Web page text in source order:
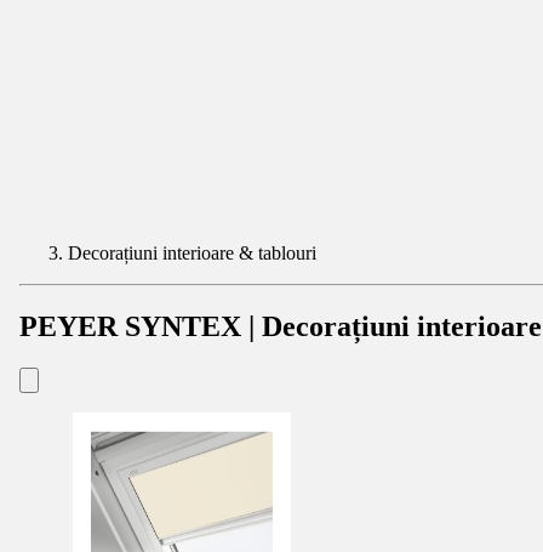
Decorațiuni interioare & tablouri
PEYER SYNTEX | Decorațiuni